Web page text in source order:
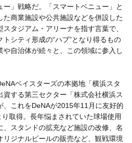
」戦略だ。「スマートベニュー」と
た商業施設や公共施設などを併設した
タジアム・アリーナを指す言葉で、
シティ形成の“ハブ”となり得るもの
や自治体が続々と、この領域に参入し
ベイスターズの本拠地「横浜スタ
する第三セクター「株式会社横浜ス
、これをDeNAが2015年11月に友好的
取得。長年悩まされていた球場使用
スタンドの拡充など施設の改修、名
ジナルビールの販売など、観戦環境